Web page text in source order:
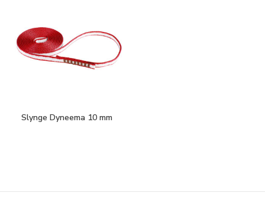
Slynge Dyneema 10 mm